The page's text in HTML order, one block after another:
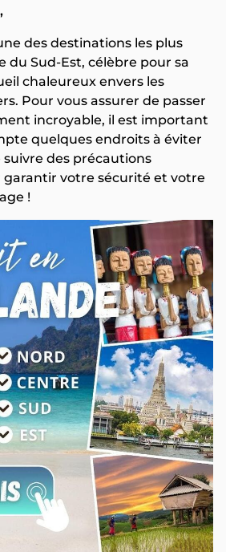
des destinations les plus
du Sud-Est, célèbre pour sa
chaleureux envers les
Pour vous assurer de passer
incroyable, il est important
quelques endroits à éviter
des précautions
votre sécurité et votre
!